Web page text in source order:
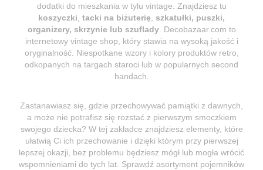
dodatki do mieszkania w tylu vintage. Znajdziesz tu
koszyczki tacki na biżuterię
szkatułki, puszki,
organizery, skrzynie lub szuflady. Decobazaar.com to
internetowy vintage shop, który stawia na wysoką jakość i
oryginalność. Niespotkane wzory i kolory produktów retro,
odkopanych na targach staroci lub w popularnych second
handach.
Zastanawiasz się, gdzie przechowywać pamiątki z dawnych,
a może nie potrafisz się rozstać z pierwszym smoczkiem
swojego dziecka? W tej zakładce znajdziesz elementy, które
ułatwią Ci ich przechowanie i dzięki którym przy pierwszej
lepszej okazji, bez problemu będziesz mógł lub mogła wrócić
wspomnieniami do tych lat. Sprawdź asortyment pojemników